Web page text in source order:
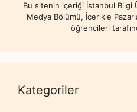
Bu sitenin içeriği İstanbul
Medya Bölümü, İçerikle
öğrencileri
Kategoriler